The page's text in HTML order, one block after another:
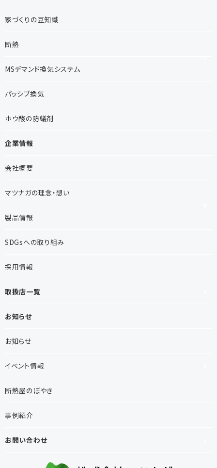
家づくりの豆知識
断熱
MSデマンド換気システム
パッシブ換気
ホウ酸の防蟻剤
企業情報
会社概要
マツナガの理念・想い
製品情報
SDGsへの取り組み
採用情報
取扱店一覧
お知らせ
お知らせ
イベント情報
断熱屋のぼやき
事例紹介
お問い合わせ